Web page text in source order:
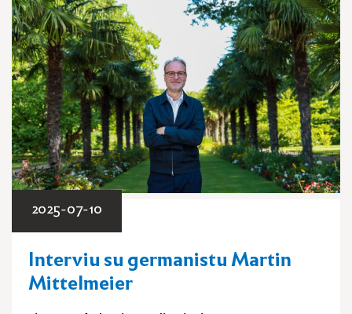
2025-07-10
Interviu su germanistu Martin
Mittelmeier